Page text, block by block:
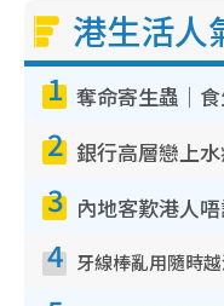
港生活人
1
2
3
4